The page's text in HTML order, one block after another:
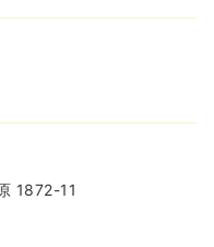
1872-11